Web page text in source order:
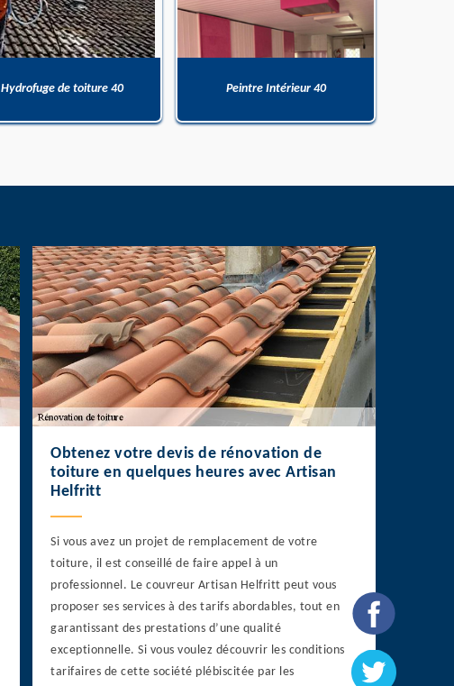
Hydrofuge de toiture 40 Peintre Intérieur 40
Obtenez votre devis de rénovation de
toiture en quelques heures avec Artisan
Helfritt
Si vous avez un projet de remplacement de votre
toiture, il est conseillé de faire appel à un
professionnel. Le couvreur Artisan Helfritt peut vous
proposer ses services à des tarifs abordables, tout en
garantissant des prestations d’une qualité
exceptionnelle. Si vous voulez découvrir les conditions
tarifaires de cette société plébiscitée par les